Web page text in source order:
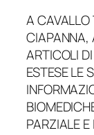
A
CIAPANNA,
ARTICOLI
ESTESE LE
PARZIALE